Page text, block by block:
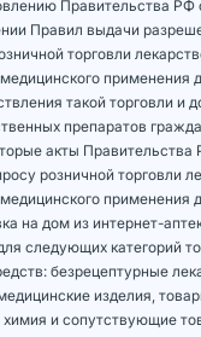
Правительства РФ
Правил выдачи
торговли
применения
такой торговли и
препаратов
акты Правительства
розничной торговли
применения
на дом из интернет-
следующих категорий
безрецептурные
изделия,
химия и сопутствующие